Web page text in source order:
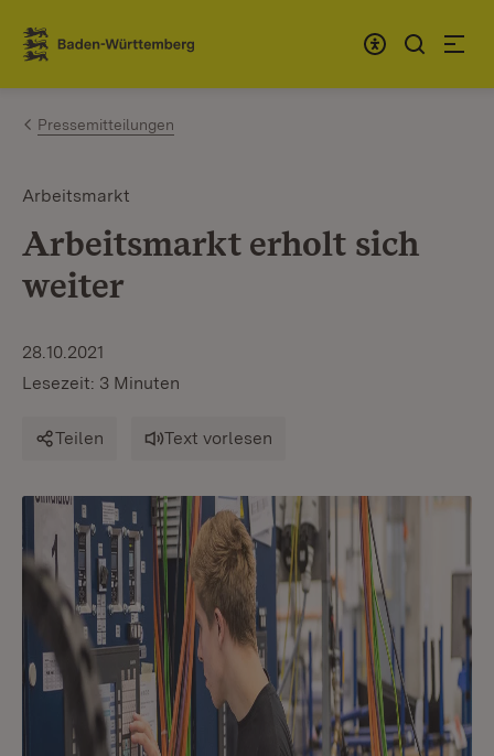
Zum Inhalt springen
Link zur Startseite
Pressemitteilungen
Arbeitsmarkt
Arbeitsmarkt erholt sich
weiter
28.10.2021
Lesezeit: 3 Minuten
Teilen Text vorlesen